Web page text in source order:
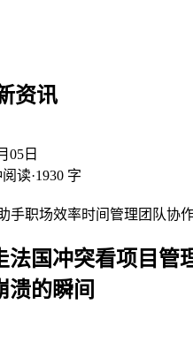
资讯
05日
阅读·1930 字
手职场效率时间管理 团队协
法国冲突看项目管
溃的瞬间